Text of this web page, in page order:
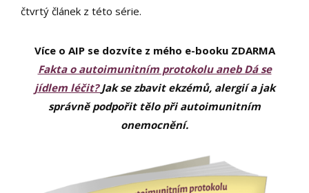
čtvrtý článek z této série.
Více o AIP se dozvíte z mého e-booku ZDARMA
Fakta o autoimunitním protokolu aneb Dá se
jídlem léčit?Jak se zbavit ekzémů, alergií a jak
správně podpořit tělo při autoimunitním
onemocnění.